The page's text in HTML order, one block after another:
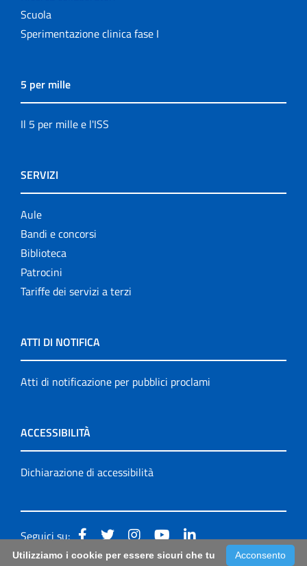
Scuola
Sperimentazione clinica fase I
5 per mille
Il 5 per mille e l'ISS
SERVIZI
Aule
Bandi e concorsi
Biblioteca
Patrocini
Tariffe dei servizi a terzi
ATTI DI NOTIFICA
Atti di notificazione per pubblici proclami
ACCESSIBILITÀ
Dichiarazione di accessibilità
Seguici su:
Acconsento
Utilizziamo i cookie per essere sicuri che tu